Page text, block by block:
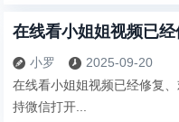
在线看小姐姐视频已经
 小罗  2025-09-20
在线看小姐姐视频已经修复
持微信打开...